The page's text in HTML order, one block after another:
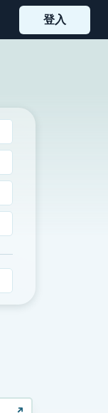
登入